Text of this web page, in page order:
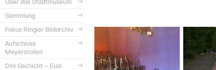
Über das Stadtmuseum
Sammlung
Fokus Ringier Bildarchiv
Aufschluss
Meyerstollen
Dini Gschicht – Eusi